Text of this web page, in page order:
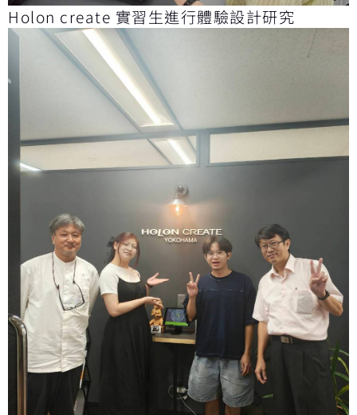
Holon create 實習生進行體驗設計研究